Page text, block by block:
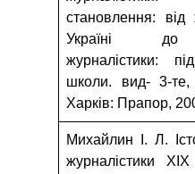
становлення: від
Україні до
журналістики:
школи. вид- 3-
Харків: Прапор,
Михайлин І. Л.
журналістики XIX